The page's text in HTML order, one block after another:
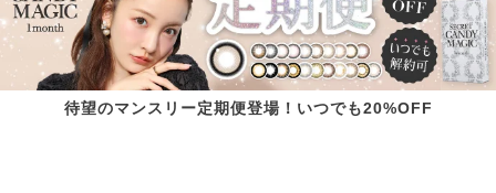
待望のマンスリー定期便登場！いつでも20%OFF